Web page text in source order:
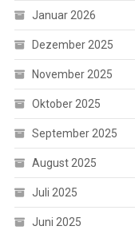
Januar 2026
Dezember 2025
November 2025
Oktober 2025
September 2025
August 2025
Juli 2025
Juni 2025